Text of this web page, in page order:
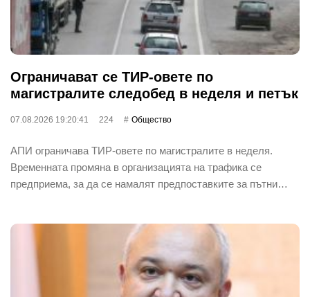
Ограничават се ТИР-овете по
магистралите следобед в неделя и петък
07.08.2026 19:20:41 224 Общество
АПИ ограничава ТИР-овете по магистралите в неделя.
Временната промяна в организацията на трафика се
предприема, за да се намалят предпоставките за пътни…